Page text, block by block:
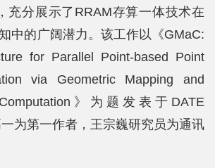
充分展示了RRAM存算一体技术在
中的广阔潜力。该工作以《GMaC:
for Parallel Point-based Point
via Geometric Mapping and
》为题发表于DATE
为第一作者，王宗巍研究员为通讯